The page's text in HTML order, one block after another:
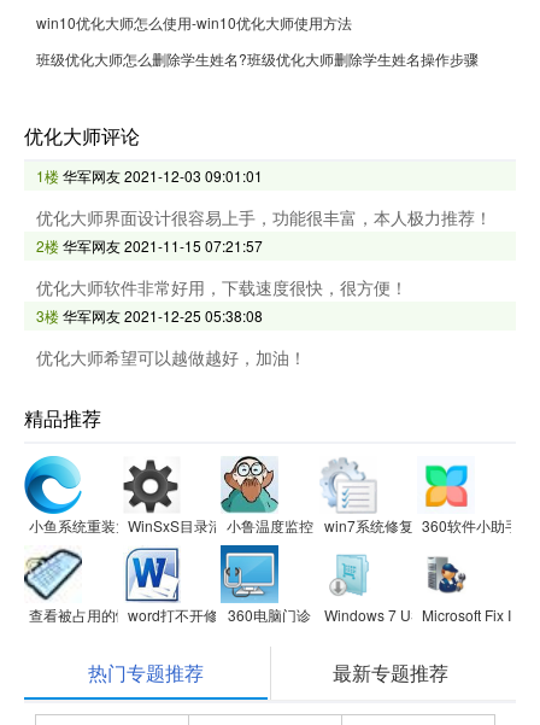
win10优化大师怎么使用-win10优化大师使用方法
班级优化大师怎么删除学生姓名?班级优化大师删除学生姓名操作步骤
优化大师评论
1楼华军网友2021-12-03 09:01:01
优化大师界面设计很容易上手，功能很丰富，本人极力推荐！
2楼华军网友2021-11-15 07:21:57
优化大师软件非常好用，下载速度很快，很方便！
3楼华军网友2021-12-25 05:38:08
优化大师希望可以越做越好，加油！
精品推荐
小鱼系统重装大师WinSxS目录清理小鲁温度监控 win7系统修复工具(Repair
360软件小助手
查看被占用的快捷键(Windows Hotkey Explorer)
word打不开修复工具软件
360电脑门诊 Windows 7 USB/DVD Download
Microsoft Fix It（
热门专题推荐 最新专题推荐